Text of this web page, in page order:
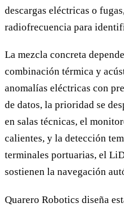
descargas eléctricas o
radiofrecuencia para
La mezcla concreta
combinación térmica y
anomalías eléctricas con
de datos, la prioridad se
en salas técnicas, el
calientes, y la detección
terminales portuarias, el
sostienen la navegación
Quarero Robotics diseña